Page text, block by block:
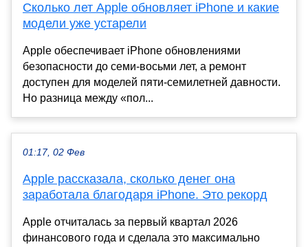
Сколько лет Apple обновляет iPhone и какие
модели уже устарели
Apple обеспечивает iPhone обновлениями
безопасности до семи-восьми лет, а ремонт
доступен для моделей пяти-семилетней давности.
Но разница между «пол...
01:17, 02 Фев
Apple рассказала, сколько денег она
заработала благодаря iPhone. Это рекорд
Apple отчиталась за первый квартал 2026
финансового года и сделала это максимально